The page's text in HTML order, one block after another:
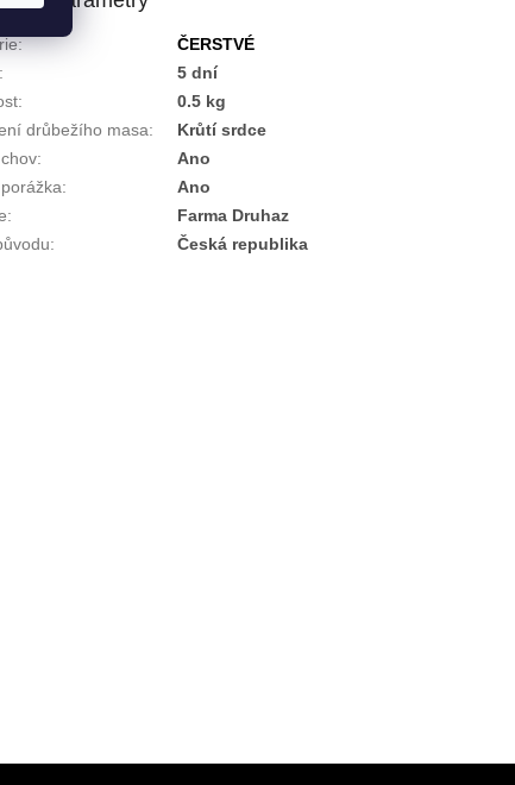
:
ČERSTVÉ
:
5 dní
:
0.5 kg
drůbežího masa:
Krůtí srdce
:
Ano
:
Ano
:
Farma Druhaz
: Česká republika